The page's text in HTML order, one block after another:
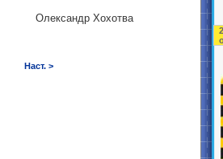
Олександр Хохотва
Наст. >